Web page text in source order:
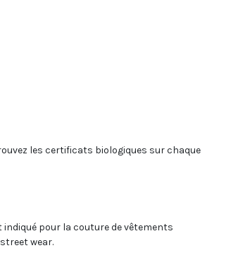
les certificats biologiques sur chaque
pour la couture de vêtements
wear.